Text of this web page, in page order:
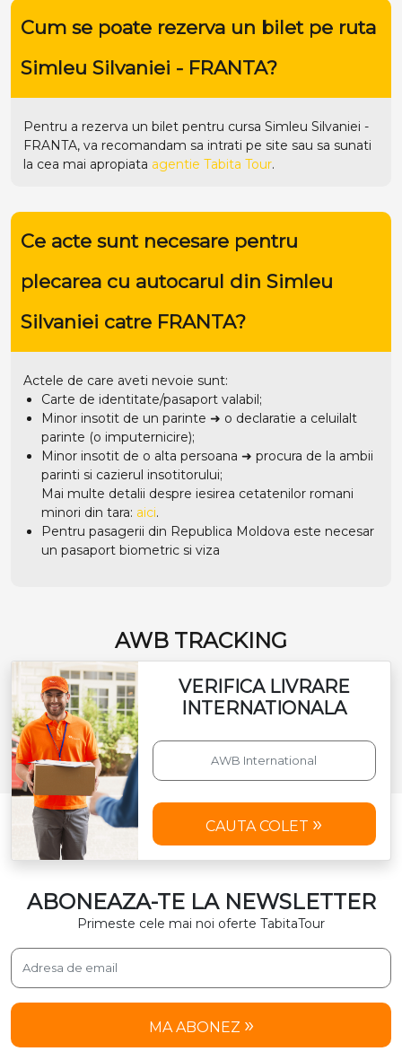
Cum se poate rezerva un bilet pe ruta
Simleu Silvaniei - FRANTA?
Pentru a rezerva un bilet pentru cursa Simleu Silvaniei -
FRANTA, va recomandam sa intrati pe site sau sa sunati
la cea mai apropiata agentie Tabita Tour.
Ce acte sunt necesare pentru
plecarea cu autocarul din Simleu
Silvaniei catre FRANTA?
Actele de care aveti nevoie sunt:
Carte de identitate/pasaport valabil;
Minor insotit de un parinte ➜ o declaratie a celuilalt
parinte (o imputernicire);
Minor insotit de o alta persoana ➜ procura de la ambii
parinti si cazierul insotitorului;
Mai multe detalii despre iesirea cetatenilor romani
minori din tara: aici.
Pentru pasagerii din Republica Moldova este necesar
un pasaport biometric si viza
AWB TRACKING
VERIFICA LIVRARE
INTERNATIONALA
CAUTA COLET
ABONEAZA-TE LA NEWSLETTER
Primeste cele mai noi oferte TabitaTour
MA ABONEZ